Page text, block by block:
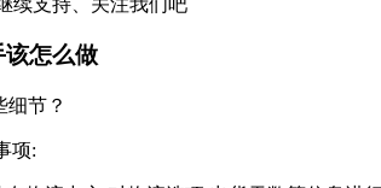
该怎么做
细节？
项: